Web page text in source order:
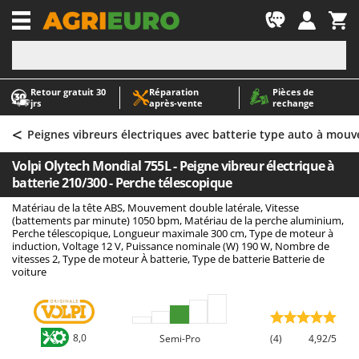
Retour gratuit 30
jrs
Réparation
après‑vente
Pièces de
rechange
-1
A
Abris de jardin
Accessoires pour tracteurs tondeuses autoportés
Aérateurs Scarificateurs pour gazon
Arracheuses de pommes de terre pour tracteur
Aspirateurs - Balais Électriques
Aspirateurs à cendres
Aspirateurs à feuilles sur roues
Aspirateurs de piscine
Aspirateurs Multifonctions
Atomiseurs agricoles pour tracteurs
Atomiseurs pour traitements
A
AgriEuro Premium
AgriEuro TOP-LINE
AGT
Aima
Airmec
AL-KO
ALA 2000
Alce
Alpina
Ama
< Peignes vibreurs électriques avec batterie type auto à
Volpi Olytech Mondial 755L - Peigne vibreur électrique à
batterie 210/300 - Perche télescopique
Matériau de la tête ABS, Mouvement double latérale, Vitesse
(battements par minute) 1050 bpm, Matériau de la perche aluminium,
Perche télescopique, Longueur maximale 300 cm, Type de moteur à
induction, Voltage 12 V, Puissance nominale (W) 190 W, Nombre de
vitesses 2, Type de moteur À batterie, Type de batterie Batterie de
voiture
8,0 Semi-Pro (4) 4,92/5